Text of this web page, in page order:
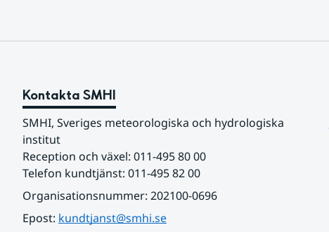
Kontakta SMHI
SMHI, Sveriges meteorologiska och hydrologiska
institut
Reception och växel: 011-495 80 00
Telefon kundtjänst: 011-495 82 00
Organisationsnummer: 202100-0696
Epost: kundtjanst@smhi.se